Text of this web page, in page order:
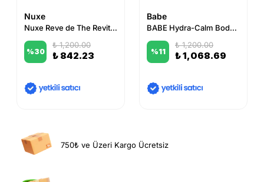
Nuxe
Nuxe Reve de The Revitalising Duş Jeli 750 ml
%30
₺ 1,200.00
₺ 842.23
Babe
BABE Hydra-Calm Body Wash 500 ml
%11
₺ 1,200.00
₺ 1,068.69
750₺ ve Üzeri Kargo Ücretsiz